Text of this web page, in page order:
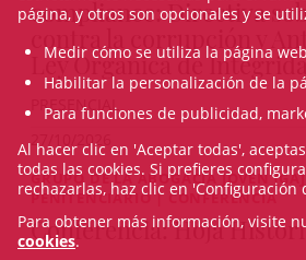
compliance: Directiva
contra la corrupción y
Ley Orgánica de
PRESENCIAL
27/10/2026
GRUPO DE LA ABOGACÍA JOVEN
PENITENCIARIO | CONFERENCIA
Conferencia: Hoja
página, y otros son opcionales y se
Medir cómo se utiliza la página
Habilitar la personalización de la
Para funciones de publicidad,
Al hacer clic en 'Aceptar todas',
todas las cookies. Si prefieres
rechazarlas, haz clic en 'Configuración
Para obtener más información, visite
cookies.